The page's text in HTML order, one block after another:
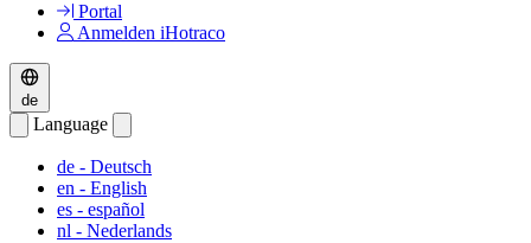
Portal
Anmelden iHotraco
de
Language
de - Deutsch
en - English
es - español
nl - Nederlands